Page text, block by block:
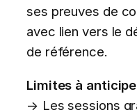
ses preuves de
avec lien vers le
de référence.
Limites à
→ Les sessions